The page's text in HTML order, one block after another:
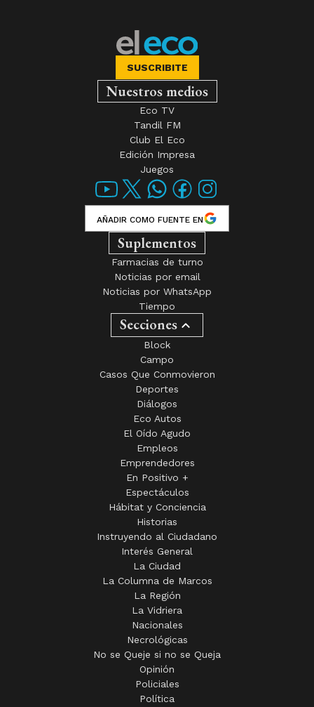
SUSCRIBITE
Nuestros medios
Eco TV
Tandil FM
Club El Eco
Edición Impresa
Juegos
AÑADIR COMO FUENTE EN
Suplementos
Farmacias de turno
Noticias por email
Noticias por WhatsApp
Tiempo
Secciones
Block
Campo
Casos Que Conmovieron
Deportes
Diálogos
Eco Autos
El Oído Agudo
Empleos
Emprendedores
En Positivo +
Espectáculos
Hábitat y Conciencia
Historias
Instruyendo al Ciudadano
Interés General
La Ciudad
La Columna de Marcos
La Región
La Vidriera
Nacionales
Necrológicas
No se Queje si no se Queja
Opinión
Policiales
Política